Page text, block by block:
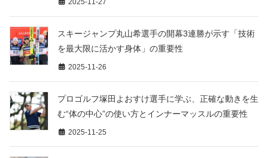
2025-11-27
スキージャンプ丸山希選手の開幕3連勝が示す「技術
を最大限に活かす身体」の重要性
2025-11-26
プロゴルフ塚田よおすけ選手に学ぶ、正確な動きを生
む“体の中心”の使い方とインナーマッスルの重要性
2025-11-25